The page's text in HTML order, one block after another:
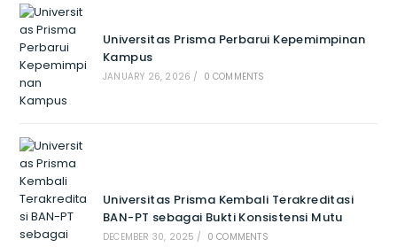
Universitas Prisma Perbarui Kepemimpinan
Kampus
JANUARY 26, 2026 / 0 COMMENTS
Universitas Prisma Kembali Terakreditasi
BAN-PT sebagai Bukti Konsistensi Mutu
DECEMBER 30, 2025 / 0 COMMENTS